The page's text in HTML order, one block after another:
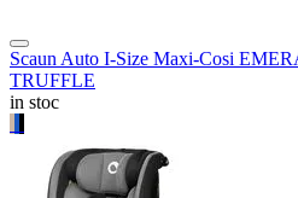
Scaun Auto I-Size Maxi-Cosi
TRUFFLE
in stoc